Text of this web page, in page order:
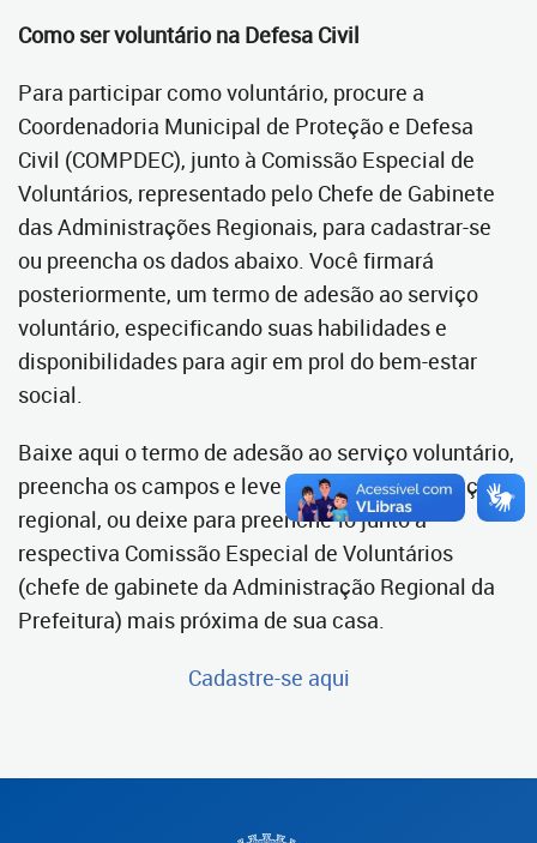
Como ser voluntário na Defesa Civil
Para participar como voluntário, procure a
Coordenadoria Municipal de Proteção e Defesa
Civil (COMPDEC), junto à Comissão Especial de
Voluntários, representado pelo Chefe de Gabinete
das Administrações Regionais, para cadastrar-se
ou preencha os dados abaixo. Você firmará
posteriormente, um termo de adesão ao serviço
voluntário, especificando suas habilidades e
disponibilidades para agir em prol do bem-estar
social.
Baixe aqui o termo de adesão ao serviço voluntário,
preencha os campos e leve até sua administração
regional, ou deixe para preenchê-lo junto à
respectiva Comissão Especial de Voluntários
(chefe de gabinete da Administração Regional da
Prefeitura) mais próxima de sua casa.
Cadastre-se aqui